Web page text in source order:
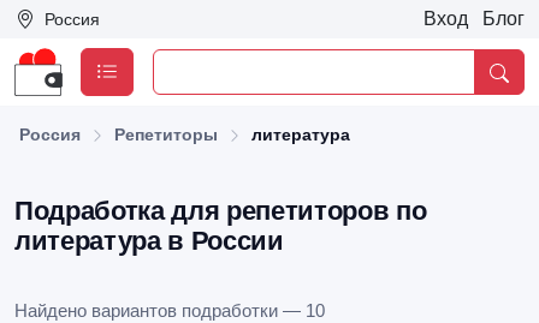
Россия Вход Блог
Россия Репетиторы литература
Подработка для репетиторов по
литература в России
Найдено вариантов подработки — 10